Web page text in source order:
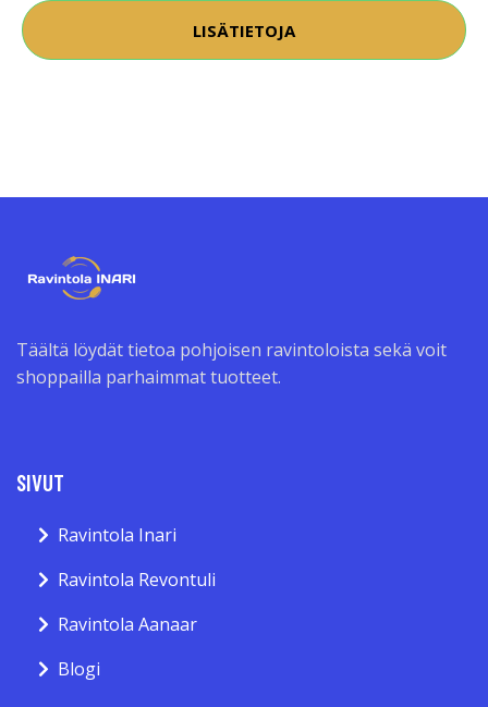
LISÄTIETOJA
Täältä löydät tietoa pohjoisen ravintoloista sekä voit
shoppailla parhaimmat tuotteet.
SIVUT
Ravintola Inari
Ravintola Revontuli
Ravintola Aanaar
Blogi